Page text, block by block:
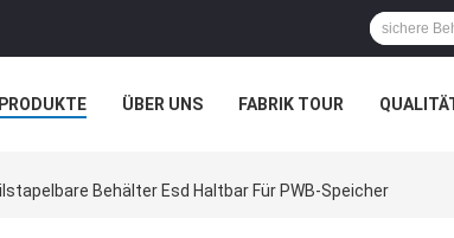
PRODUKTE ÜBER UNS FABRIK TOUR
Behälter Esd Haltbar Für PWB-Speicher